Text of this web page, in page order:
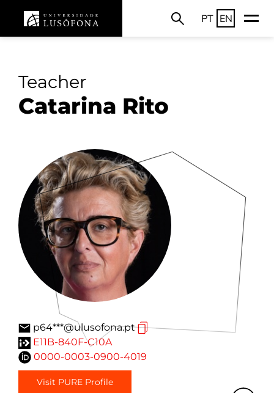
PT EN
Teacher
Catarina Rito
p64***@ulusofona.pt
E11B-840F-C10A
0000-0003-0900-4019
Visit PURE Profile